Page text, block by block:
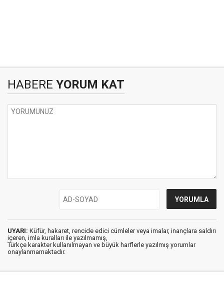
HABERE YORUM KAT
UYARI: Küfür, hakaret, rencide edici cümleler veya imalar, inançlara saldırı
içeren, imla kuralları ile yazılmamış,
Türkçe karakter kullanılmayan ve büyük harflerle yazılmış yorumlar
onaylanmamaktadır.